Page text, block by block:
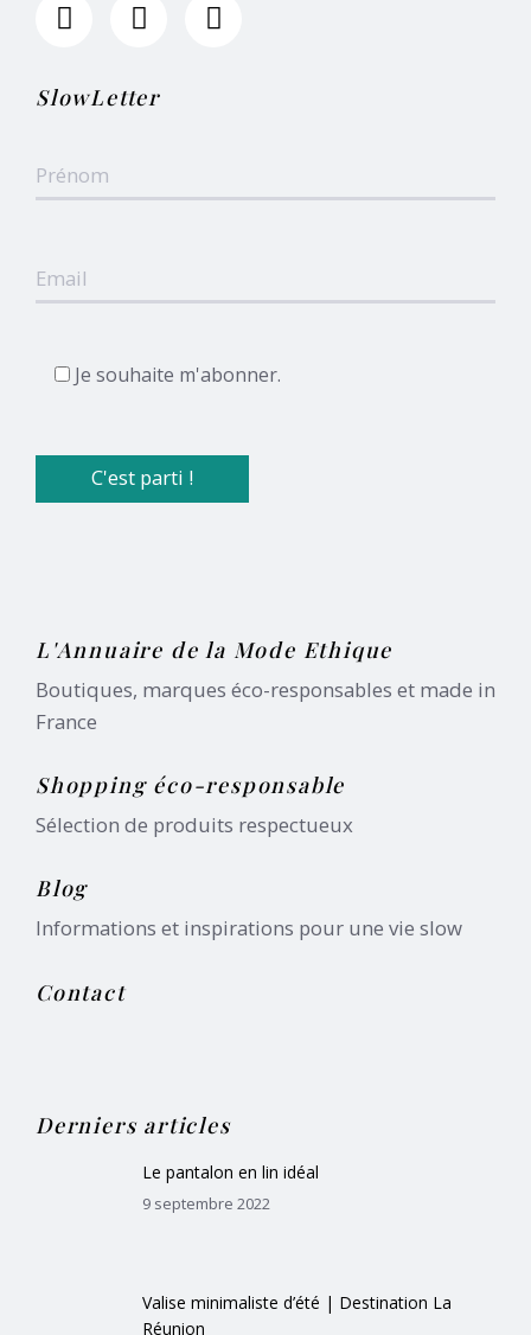
SlowLetter
Je souhaite m'abonner.
L'Annuaire de la Mode Ethique
Boutiques, marques éco-responsables et made in
France
Shopping éco-responsable
Sélection de produits respectueux
Blog
Informations et inspirations pour une vie slow
Contact
Derniers articles
Le pantalon en lin idéal
9 septembre 2022
Valise minimaliste d’été | Destination La
Réunion